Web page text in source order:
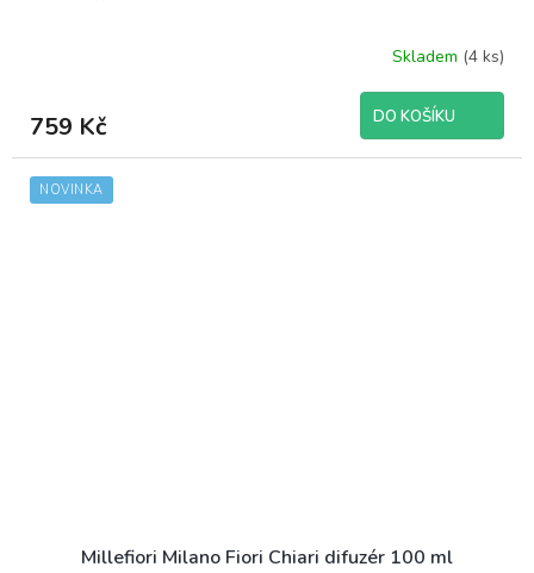
Skladem (4 ks)
759 Kč DO KOŠÍKU
NOVINKA
Millefiori Milano Fiori Chiari difuzér 100 ml